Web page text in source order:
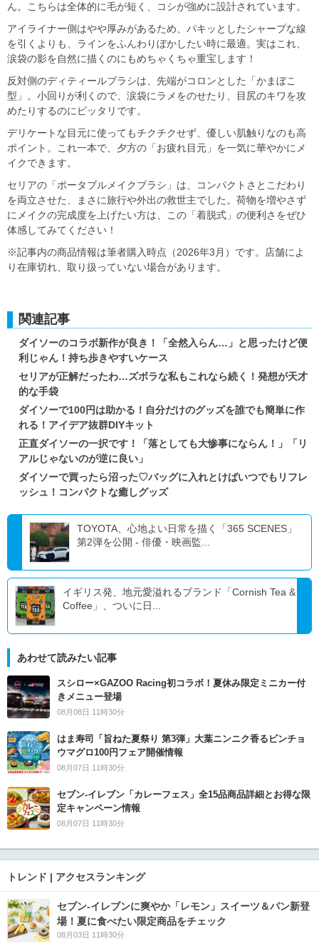
ん。こちらは全体的に毛が短く、コシが強めに設計されています。
アイライナー側はやや厚みがあるため、パキッとしたシャープな線
を引くよりも、ラインをふんわりぼかしたい時に最適。実はこれ、
涙袋の影を自然に描くのにもめちゃくちゃ重宝します！
反対側のディティールブラシは、先端がコロンとした「かまぼこ
型」。小回りが利くので、涙袋にラメをのせたり、目尻のキワを攻
めたりするのにピッタリです。
デリケートな目元に使ってもチクチクせず、優しい肌触りなのも高
ポイント。これ一本で、夕方の「お疲れ目元」を一気に華やかにメ
イクできます。
セリアの「ポータブルメイクブラシ」は、コンパクトさとこだわり
を両立させた、まさに旅行や外出の救世主でした。荷物を増やさず
にメイクの完成度を上げたい方は、この「着脱式」の便利さをぜひ
体感してみてください！
※記事内の商品情報は筆者購入時点（2026年3月）です。店舗によ
り在庫切れ、取り扱っていない場合があります。
関連記事
ダイソーのコラボ新作が良き！「全然入らん…」と思ったけど便
利じゃん！持ち歩きやすいケース
セリアが正解だったわ…ズボラな私もこれなら続く！発想が天才
的な手袋
ダイソーで100円は助かる！自分だけのグッズを誰でも簡単に作
れる！アイデア抜群DIYキット
正直ダイソーの一択です！「落としても大惨事にならん！」「リ
アルじゃないのが逆に良い」
ダイソーで買ったら沼った♡バッグに入れとけばいつでもリフレ
ッシュ！コンパクトな癒しグッズ
TOYOTA、心地よい日常を描く「365 SCENES」
第2弾を公開 - 俳優・映画監...
イギリス発、地元愛溢れるブランド「Cornish Tea &
Coffee」、ついに日...
あわせて読みたい記事
スシロー×GAZOO Racing初コラボ！夏休み限定ミニカー付
きメニュー登場
08月08日 11時30分
はま寿司「旨ねた夏祭り 第3弾」大葉ニンニク香るビンチョ
ウマグロ100円フェア開催情報
08月07日 11時30分
セブン‐イレブン「カレーフェス」全15品商品詳細とお得な限
定キャンペーン情報
08月07日 11時30分
トレンド | アクセスランキング
セブン‐イレブンに爽やか「レモン」スイーツ＆パン新登
場！夏に食べたい限定商品をチェック
08月03日 11時30分